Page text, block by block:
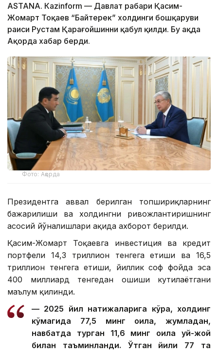
ASTANА. Каzinform — Давлат раҳбари Қасим-
Жомарт Тоқаев “Байтерек” холдинги бошқаруви
раиси Рустам Қарағойшинни қабул қилди. Бу ҳақда
Ақорда хабар берди.
Фото: Ақорда
Президентга аввал берилган топшириқларнинг
бажарилиши ва холдингни ривожлантиришнинг
асосий йўналишлари ҳақида ахборот берилди.
Қасим-Жомарт Тоқаевга инвестиция ва кредит
портфели 14,3 триллион тенгега етиши ва 16,5
триллион тенгега етиши, йиллик соф фойда эса
400 миллиард тенгедан ошиши кутилаётгани
маълум қилинди.
— 2025 йил натижаларига кўра, холдинг
кўмагида 77,5 минг оила, жумладан,
навбатда турган 11,6 минг оила уй-жой
билан таъминланди. Ўтган йили 77 та